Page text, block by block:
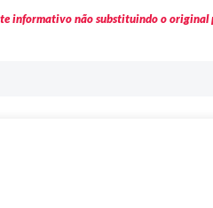
informativo não substituindo o